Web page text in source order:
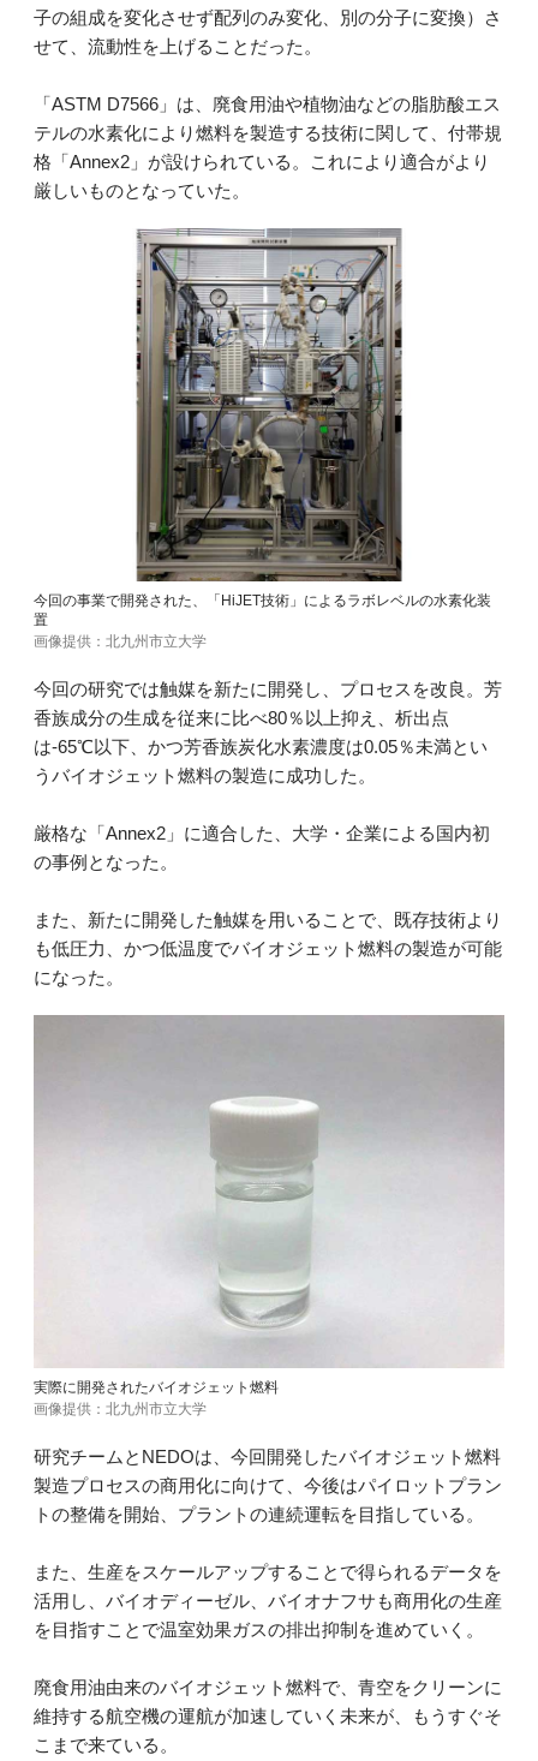
子の組成を変化させず配列のみ変化、別の分子に変換）さ
せて、流動性を上げることだった。
「ASTM D7566」は、廃食用油や植物油などの脂肪酸エス
テルの水素化により燃料を製造する技術に関して、付帯規
格「Annex2」が設けられている。これにより適合がより
厳しいものとなっていた。
今回の事業で開発された、「HiJET技術」によるラボレベルの水素化装
置
画像提供：北九州市立大学
今回の研究では触媒を新たに開発し、プロセスを改良。芳
香族成分の生成を従来に比べ80％以上抑え、析出点
は-65℃以下、かつ芳香族炭化水素濃度は0.05％未満とい
うバイオジェット燃料の製造に成功した。
厳格な「Annex2」に適合した、大学・企業による国内初
の事例となった。
また、新たに開発した触媒を用いることで、既存技術より
も低圧力、かつ低温度でバイオジェット燃料の製造が可能
になった。
実際に開発されたバイオジェット燃料
画像提供：北九州市立大学
研究チームとNEDOは、今回開発したバイオジェット燃料
製造プロセスの商用化に向けて、今後はパイロットプラン
トの整備を開始、プラントの連続運転を目指している。
また、生産をスケールアップすることで得られるデータを
活用し、バイオディーゼル、バイオナフサも商用化の生産
を目指すことで温室効果ガスの排出抑制を進めていく。
廃食用油由来のバイオジェット燃料で、青空をクリーンに
維持する航空機の運航が加速していく未来が、もうすぐそ
こまで来ている。